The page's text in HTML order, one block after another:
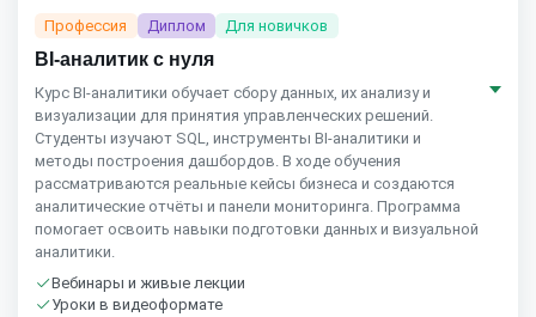
Профессия Диплом Для новичков
BI-аналитик с нуля
Курс BI‑аналитики обучает сбору данных, их анализу и
визуализации для принятия управленческих решений.
Студенты изучают SQL, инструменты BI‑аналитики и
методы построения дашбордов. В ходе обучения
рассматриваются реальные кейсы бизнеса и создаются
аналитические отчёты и панели мониторинга. Программа
помогает освоить навыки подготовки данных и визуальной
аналитики.
Вебинары и живые лекции
Уроки в видеоформате